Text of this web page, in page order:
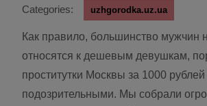
Categories: uzhgorodka.uz.ua
Как правило, большинство мужчин настороженно
относятся к дешевым девушкам,
проститутки Москвы за 1000
подозрительными. Мы собрали